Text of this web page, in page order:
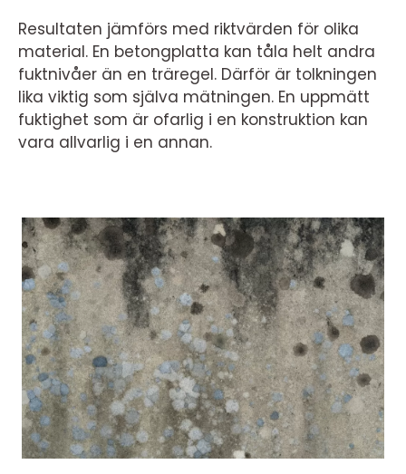
Resultaten jämförs med riktvärden för olika
material. En betongplatta kan tåla helt andra
fuktnivåer än en träregel. Därför är tolkningen
lika viktig som själva mätningen. En uppmätt
fuktighet som är ofarlig i en konstruktion kan
vara allvarlig i en annan.